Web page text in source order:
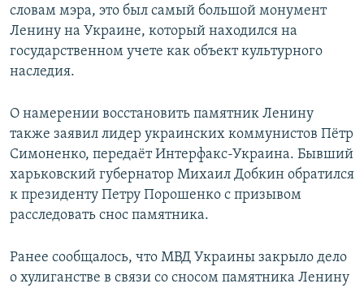
словам мэра, это был самый большой монумент
Ленину на Украине, который находился на
государственном учете как объект культурного
наследия.
О намерении восстановить памятник Ленину
также заявил лидер украинских коммунистов Пётр
Симоненко, передаёт Интерфакс-Украина. Бывший
харьковский губернатор Михаил Добкин обратился
к президенту Петру Порошенко с призывом
расследовать снос памятника.
Ранее сообщалось, что МВД Украины закрыло дело
о хулиганстве в связи со сносом памятника Ленину